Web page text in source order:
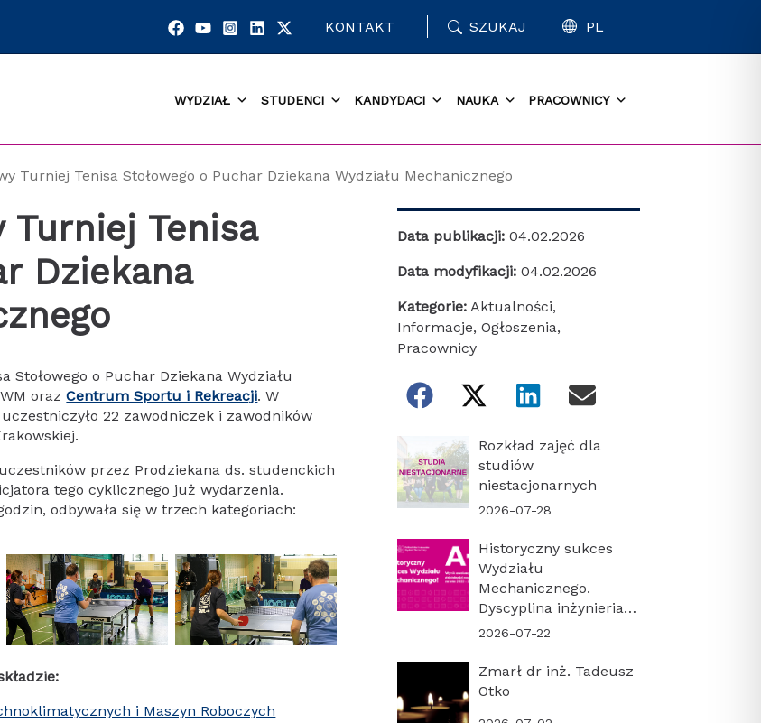
KONTAKT SZUKAJ PL
WYDZIAŁ STUDENCI KANDYDACI NAUKA PRACOWNICY
Turniej Tenisa Stołowego o Puchar Dziekana Wydziału Mechanicznego
Tenisa
Dziekana
Stołowego o Puchar Dziekana Wydziału
orazCentrum Sportu i Rekreacji. W
22 zawodniczek i zawodników
przez Prodziekana ds. studenckich
tego cyklicznego już wydarzenia.
odbywała się w trzech kategoriach:
i Maszyn Roboczych
Data publikacji: 04.02.2026
Data modyfikacji: 04.02.2026
Kategorie: Aktualności,
Informacje, Ogłoszenia,
Pracownicy
Rozkład zajęć dla
studiów
niestacjonarnych
2026-07-28
Historyczny sukces
Wydziału
Mechanicznego.
Dyscyplina inżynieria
mechaniczna z
naukową A+!
2026-07-22
Zmarł dr inż. Tadeusz
Otko